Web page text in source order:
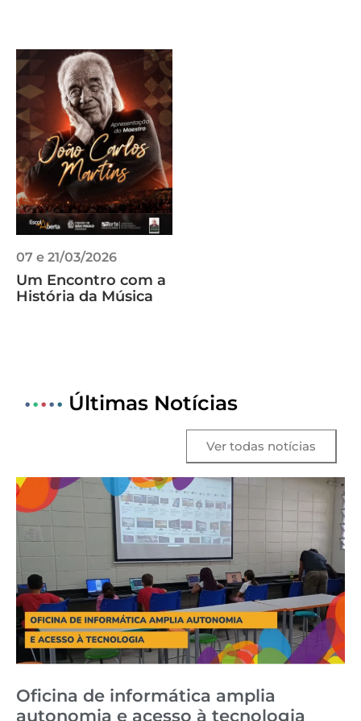
07 e 21/03/2026
Um Encontro com a
História da Música
••••• Últimas Notícias
Ver todas notícias
Oficina de informática amplia
autonomia e acesso à tecnologia